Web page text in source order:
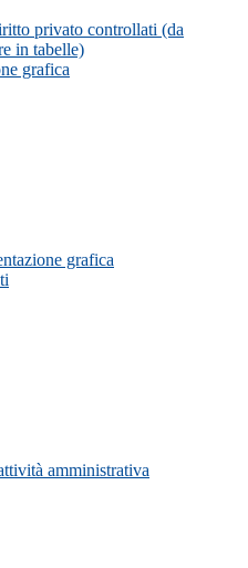
privato controllati (da
in tabelle)
grafica
grafica
amministrativa